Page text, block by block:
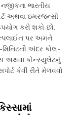
ભારતીય
અથવા ઇમરજન્સી
કરી શકો છો.
પર અમને
અંદર કોલ-
અથવા કોન્સ્યુલેટનું
કેવી રીતે મેળવવો